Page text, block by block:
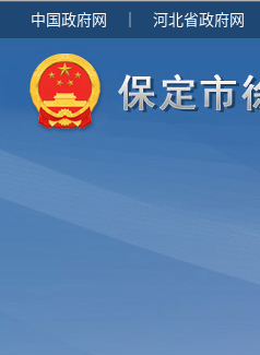
中国政府网 河北省政府网